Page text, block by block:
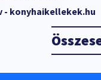
- konyhaikellekek.hu